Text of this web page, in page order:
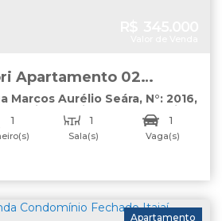
Apartamento 02
Espinheiros Itajaí
Marcos Aurélio Seára, N°: 2016,
Regina Itajaí Santa Catarina
1 1
Sala(s)
1
Vaga(s)
Apartamento